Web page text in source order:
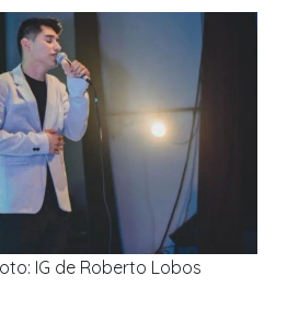
IG de Roberto Lobos